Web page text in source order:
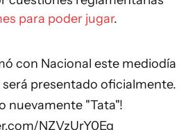
para poder jugar.
con Nacional este mediodía
será presentado oficialmente.
nuevamente "Tata"!
NZVzUrY0Eg